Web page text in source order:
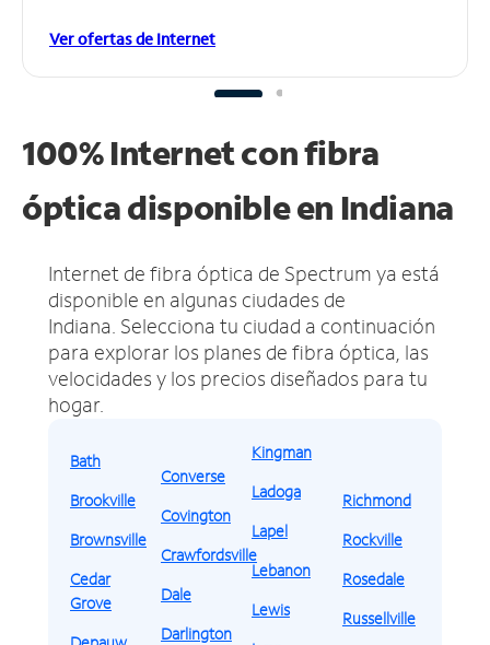
Ver ofertas de Internet
100% Internet con fibra
óptica disponible en Indiana
Internet de fibra óptica de Spectrum ya está
disponible en algunas ciudades de
Indiana. Selecciona tu ciudad a continuación
para explorar los planes de fibra óptica, las
velocidades y los precios diseñados para tu
hogar.
Bath
Brookville
Brownsville
Cedar
Grove
Converse
Covington
Crawfordsville
Dale
Darlington
Kingman
Ladoga
Lapel
Lebanon
Lewis
Richmond
Rockville
Rosedale
Russellville